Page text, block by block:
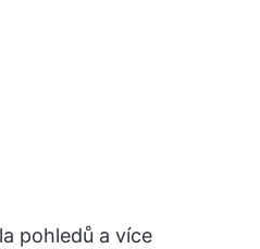
pohledů a více